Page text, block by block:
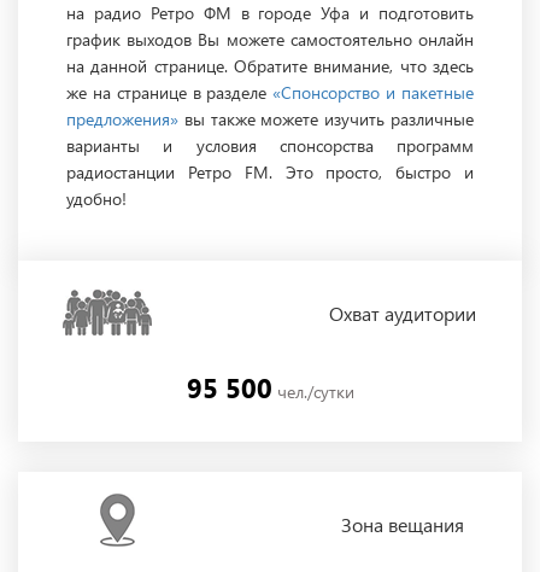
на радио Ретро ФМ в городе Уфа и подготовить
график выходов Вы можете самостоятельно онлайн
на данной странице. Обратите внимание, что здесь
же на странице в разделе«Спонсорство и пакетные
предложения» вы также можете изучить различные
варианты и условия спонсорства программ
радиостанции Ретро FM. Это просто, быстро и
удобно!
Охватаудитории
95 500 чел./сутки
Зона вещания